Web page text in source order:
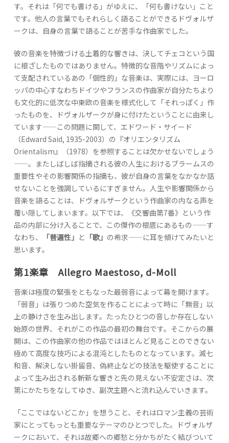
す。それは「何でも書ける」がゆえに、「何も書けない」こと
です。他人の言葉でもそれらしく語ることができるドヴォルザ
ークは、自身の言葉で語ることが苦手な作曲家でした。
彼の音楽を特徴づける土着的な響きは、決してチェコという国
に根ざしたものではありません。特徴的な音階やリズムによっ
て支配されているあの「個性的」な音楽は、実際には、ヨーロ
ッパの中心すなわちドイツやフランスの作曲家が自分たちより
も文化的に低次な中東欧の音楽を様式化して「それっぽく」作
ったものを、ドヴォルザークが身に付けたということに由来し
ています——この問題に関して、エドワード・サイード
（Edward Said, 1935-2003）の『オリエンタリズム
Orientalism』（1978）を参照することは欠かせないでしょう
——。またしばしば指摘される彼の人生におけるブラームスの
重要性やその影響関係の指摘も、彼が自身の言葉をなかなか話
せないことを強調しているにすぎません。人生や影響関係から
音楽を語ることは、ドヴォルザークという作曲家の内なる声を
覆い隠してしまいます。以下では、《交響曲第7番》という作
品の内部に分け入ることで、この傑作の根底にあるもの——す
なわち、
「普遍性」 と 「歌」 の希求——に耳を傾けてみたいと
思います。
第1楽章 Allegro Maestoso, d-Moll
音楽は極度の緊張をともなった最弱音によって幕を開けます。
「弱音」は張りつめた空気を作ることによって時に「無音」以
上の静けさを生み出します。たったひとつの音しか存在しない
始原の世界、それがこの作品の最初の舞台です。そこからの展
開は、この作曲家の他の作品ではほとんど見ることのできない
極めて高度な技巧による混沌としたものとなっています。減七
和音、解決しない掛留音、偽終止などの技法を駆使することに
よって生み出される斬新な響きと先の見えない不安定さは、次
第にかたちをなしてゆき、副次主題へと流れ込んでいきます。
「ここではないどこか」を想うこと、それはロマン主義の芸術
家にとってもっとも重要なテーマのひとつでした。ドヴォルザ
ークにおいて、それは故郷への郷愁と分かちがたく結びついて